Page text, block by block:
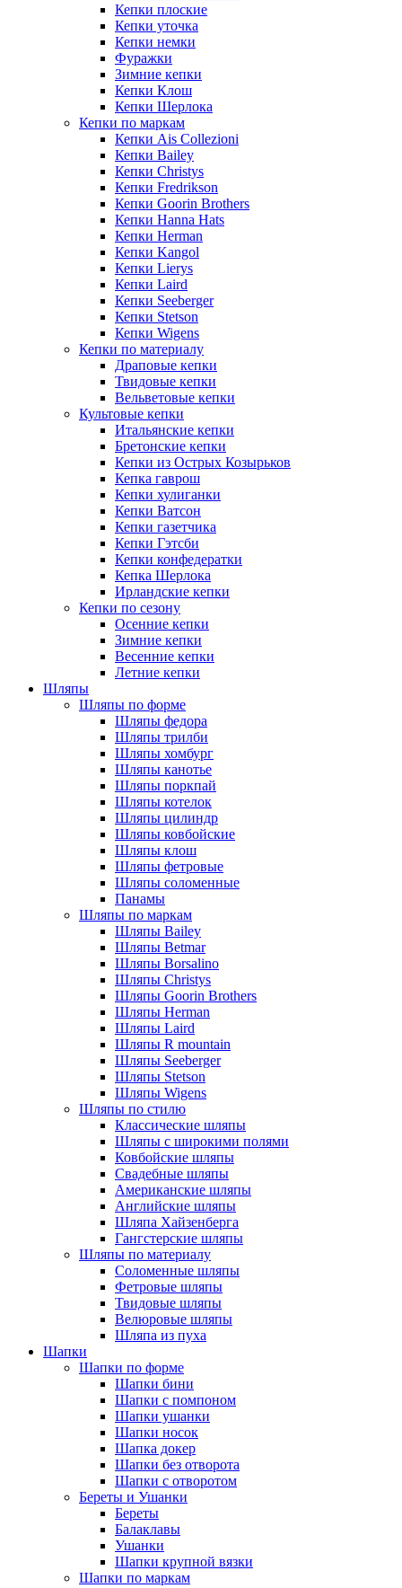
Кепки плоские
Кепки уточка
Кепки немки
Фуражки
Зимние кепки
Кепки Клош
Кепки Шерлока
Кепки по маркам
Кепки Ais Collezioni
Кепки Bailey
Кепки Christys
Кепки Fredrikson
Кепки Goorin Brothers
Кепки Hanna Hats
Кепки Herman
Кепки Kangol
Кепки Lierys
Кепки Laird
Кепки Seeberger
Кепки Stetson
Кепки Wigens
Кепки по материалу
Драповые кепки
Твидовые кепки
Вельветовые кепки
Культовые кепки
Итальянские кепки
Бретонские кепки
Кепки из Острых Козырьков
Кепка гаврош
Кепки хулиганки
Кепки Ватсон
Кепки газетчика
Кепки Гэтсби
Кепки конфедератки
Кепка Шерлока
Ирландские кепки
Кепки по сезону
Осенние кепки
Зимние кепки
Весенние кепки
Летние кепки
Шляпы
Шляпы по форме
Шляпы федора
Шляпы трилби
Шляпы хомбург
Шляпы канотье
Шляпы поркпай
Шляпы котелок
Шляпы цилиндр
Шляпы ковбойские
Шляпы клош
Шляпы фетровые
Шляпы соломенные
Панамы
Шляпы по маркам
Шляпы Bailey
Шляпы Betmar
Шляпы Borsalino
Шляпы Christys
Шляпы Goorin Brothers
Шляпы Herman
Шляпы Laird
Шляпы R mountain
Шляпы Seeberger
Шляпы Stetson
Шляпы Wigens
Шляпы по стилю
Классические шляпы
Шляпы с широкими полями
Ковбойские шляпы
Свадебные шляпы
Американские шляпы
Английские шляпы
Шляпа Хайзенберга
Гангстерские шляпы
Шляпы по материалу
Соломенные шляпы
Фетровые шляпы
Твидовые шляпы
Велюровые шляпы
Шляпа из пуха
Шапки
Шапки по форме
Шапки бини
Шапки с помпоном
Шапки ушанки
Шапки носок
Шапка докер
Шапки без отворота
Шапки с отворотом
Береты и Ушанки
Береты
Балаклавы
Ушанки
Шапки крупной вязки
Шапки по маркам